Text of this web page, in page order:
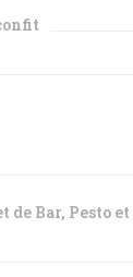
Bar, Pesto